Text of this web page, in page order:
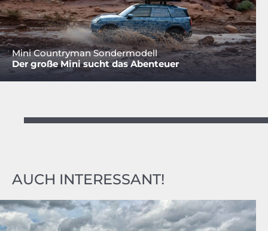
Mini Countryman Sondermodell
Der große Mini sucht das Abenteuer
AUCH INTERESSANT!